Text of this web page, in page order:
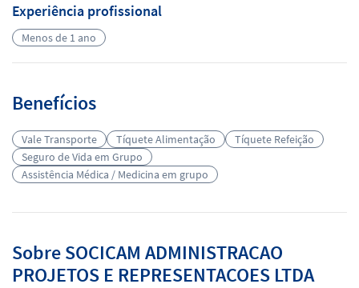
Experiência profissional
Menos de 1 ano
Benefícios
Vale Transporte Tíquete Alimentação
Tíquete Refeição
Seguro de Vida em Grupo
Assistência Médica / Medicina em grupo
Sobre SOCICAM ADMINISTRACAO
PROJETOS E REPRESENTACOES LTDA